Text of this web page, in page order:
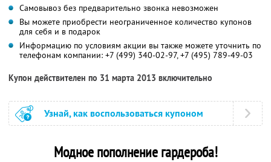
Самовывоз без предварительно звонка невозможен
Вы можете приобрести неограниченное количество купонов
для себя и в подарок
Информацию по условиям акции вы также можете уточнить по
телефонам компании: +7 (499) 340-02-97, +7 (495) 789-49-03
Купон действителен по 31 марта 2013 включительно
Узнай, как воспользоваться купоном
Модное пополнение гардероба!